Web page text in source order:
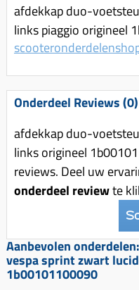
V-snaren
Variorolsets
Pulley
Variateur (delen)
Variokit
Voor tandwielen
Zuigers
Origineel
Tomos opvoeren
Koppeling compleet
Koppeling trekveer
Ketting / tandwiel
Voorvork
Wiel (delen)
Zadel
Standaard
Gereedschap
Speednut
afdekkap duo-
links piaggio origineel
Onderdeel Reviews (0)
afdekkap duo-
links origineel
reviews. Deel uw
onderdeel reviewte
Aanbevolen
vespa sprint zwart
1b00101100090